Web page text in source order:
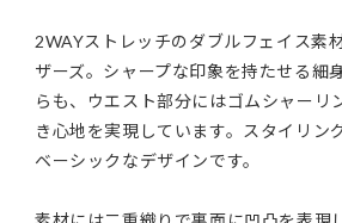
2WAYストレッチのダブルフェイス素
ザーズ。シャープな印象を持たせる細
らも、ウエスト部分にはゴムシャーリ
き心地を実現しています。スタイリン
ベーシックなデザインです。